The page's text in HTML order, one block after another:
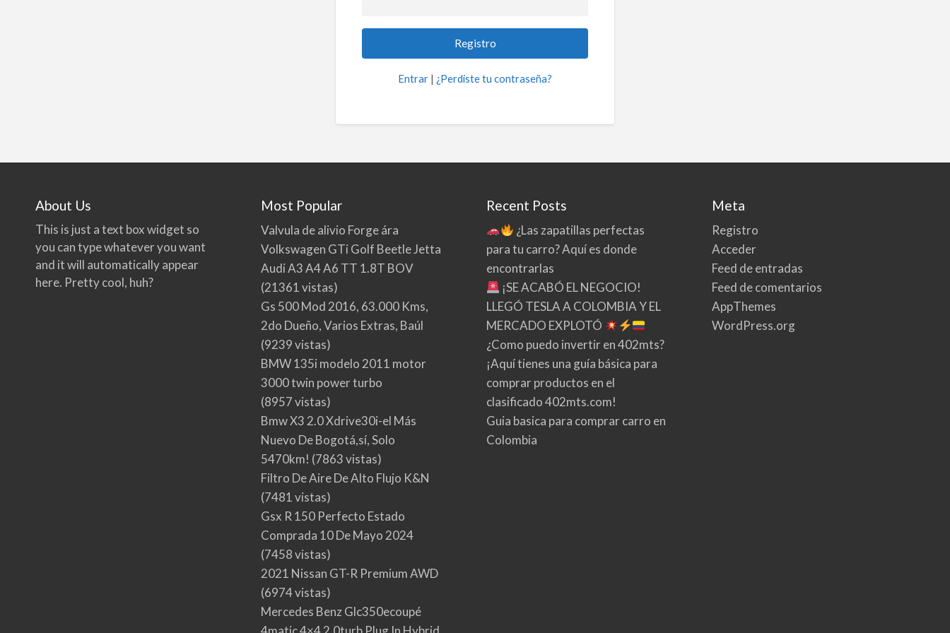
Entrar | ¿Perdiste tu contraseña?
About Us
This is just a text box widget so
you can type whatever you want
and it will automatically appear
here. Pretty cool, huh?
Most Popular
Valvula de alivio Forge ára
Volkswagen GTi Golf Beetle Jetta
Audi A3 A4 A6 TT 1.8T BOV
(21361 vistas)
Gs 500 Mod 2016, 63.000 Kms,
2do Dueño, Varios Extras, Baúl
(9239 vistas)
BMW 135i modelo 2011 motor
3000 twin power turbo
(8957 vistas)
Bmw X3 2.0 Xdrive30i-el Más
Nuevo De Bogotá,sí, Solo
5470km! (7863 vistas)
Filtro De Aire De Alto Flujo K&N
(7481 vistas)
Gsx R 150 Perfecto Estado
Comprada 10 De Mayo 2024
(7458 vistas)
2021 Nissan GT-R Premium AWD
(6974 vistas)
Mercedes Benz Glc350ecoupé
Recent Posts
¿Las zapatillas perfectas
para tu carro? Aquí es donde
encontrarlas
¡SE ACABÓ EL NEGOCIO!
LLEGÓ TESLA A COLOMBIA Y EL
MERCADO EXPLOTÓ
¿Como puedo invertir en 402mts?
¡Aquí tienes una guía básica para
comprar productos en el
clasificado 402mts.com!
Guia basica para comprar carro en
Colombia
Meta
Registro
Acceder
Feed de entradas
Feed de comentarios
AppThemes
WordPress.org